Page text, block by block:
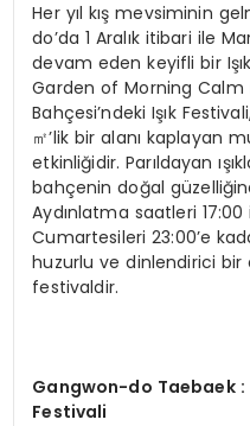
Her yıl kış mevsiminin
do’da 1 Aralık itibari ile
devam eden keyifli bir
Garden of Morning Calm
Bahçesi’ndeki Işık
㎡’lik bir alanı kaplayan
etkinliğidir. Parıldayan
bahçenin doğal
Aydınlatma saatleri 17:00
Cumartesileri 23:00’e
huzurlu ve dinlendirici
festivaldir.
Gangwon-do Taebaek :
Festivali